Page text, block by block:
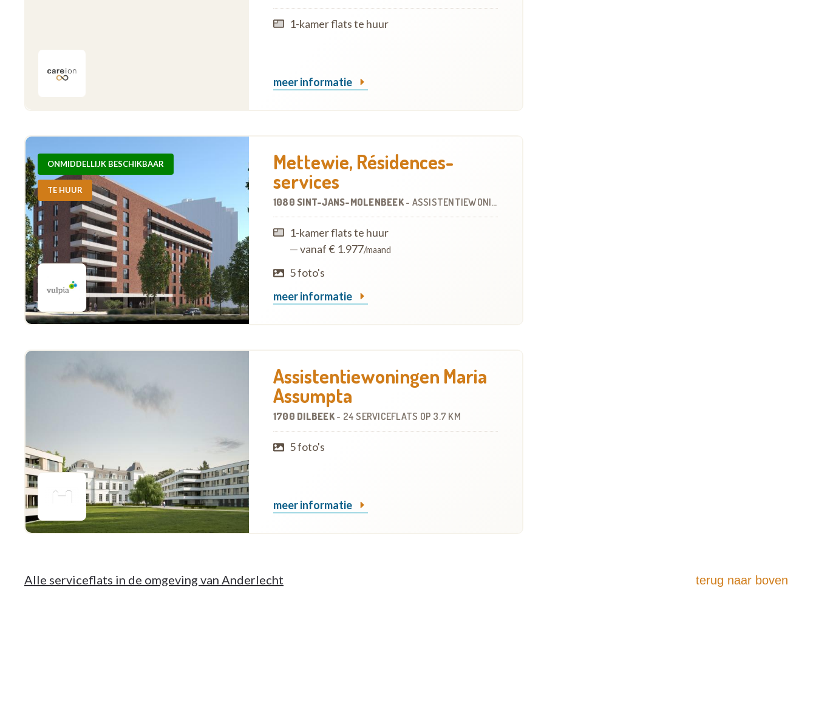
1-kamer flats te huur
meer informatie
ONMIDDELLIJK BESCHIKBAAR
TE HUUR
Mettewie, Résidences-
services
1080 SINT-JANS-MOLENBEEK- ASSISTENTIEWONINGEN
1-kamer flats te huur
—vanaf € 1.977/maand
5 foto's
meer informatie
Assistentiewoningen Maria
Assumpta
1700 DILBEEK- 24 SERVICEFLATS OP 3.7 KM
5 foto's
meer informatie
Alle serviceflats in de omgeving van Anderlecht terug naar boven